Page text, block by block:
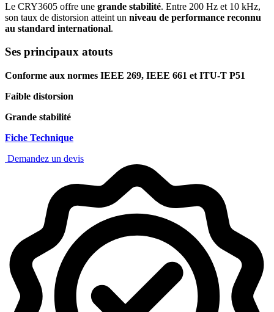
Le CRY3605 offre une grande stabilité. Entre 200 Hz et 10 kHz,
son taux de distorsion atteint un niveau de performance reconnu
au standard international.
Ses principaux atouts
Conforme aux normes IEEE 269, IEEE 661 et ITU-T P51
Faible distorsion
Grande stabilité
Fiche Technique
Demandez un devis